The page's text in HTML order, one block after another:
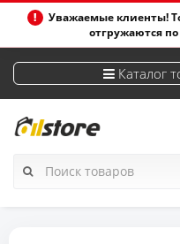
Уважаемые клиенты!
отгружаются
Каталог